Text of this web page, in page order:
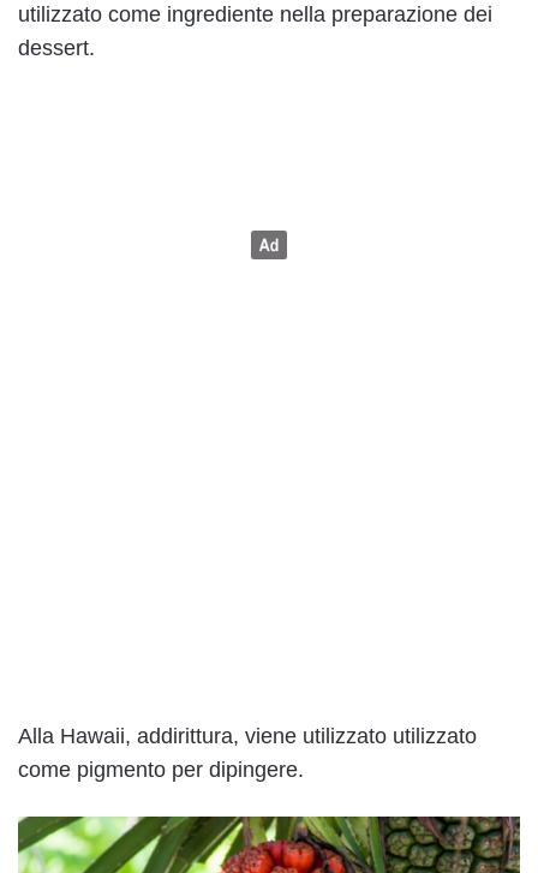
utilizzato come ingrediente nella preparazione dei
dessert.
Alla Hawaii, addirittura, viene utilizzato utilizzato
come pigmento per dipingere.